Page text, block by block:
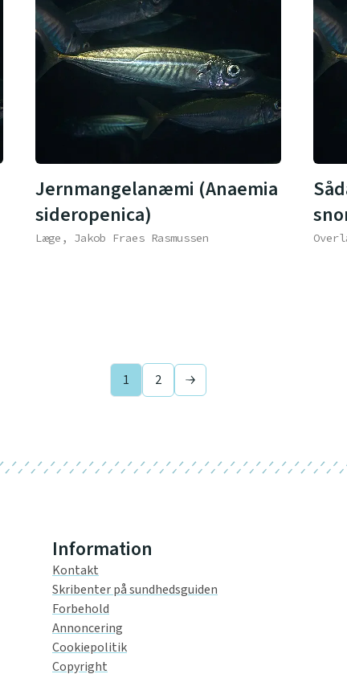
Jernmangelanæmi (Anaemia
sideropenica)
Læge, Jakob Fraes Rasmussen
1 2 Next page
Information
Kontakt
Skribenter på sundhedsguiden
Forbehold
Annoncering
Cookiepolitik
Copyright